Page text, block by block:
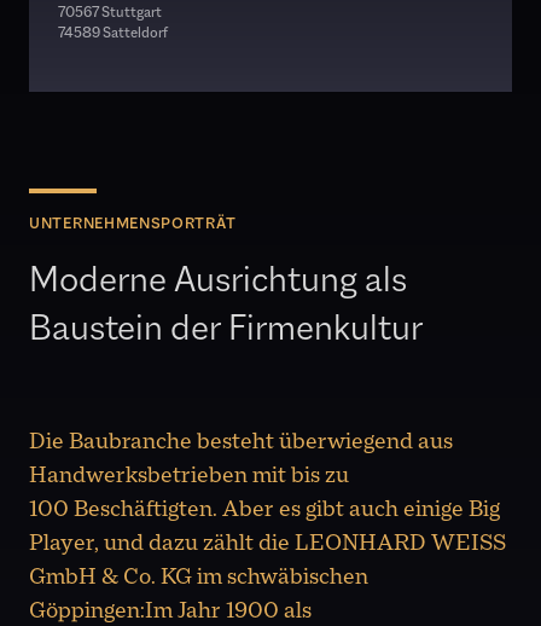
UNTERNEHMENSPORTRÄT
Moderne Ausrichtung als
Baustein der Firmenkultur
Die Baubranche besteht überwiegend aus
Handwerksbetrieben mit bis zu
100 Beschäftigten. Aber es gibt auch einige Big
Player, und dazu zählt die LEONHARD WEISS
GmbH & Co. KG im schwäbischen
Göppingen:Im Jahr 1900 als
70567 Stuttgart
74589 Satteldorf